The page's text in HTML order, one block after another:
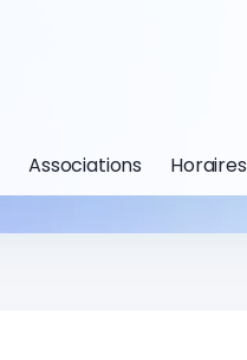
Associations Horaires